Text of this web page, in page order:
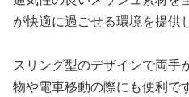
が快適に過ごせる環境を提供
スリング型のデザインで両手
物や電車移動の際にも便利です